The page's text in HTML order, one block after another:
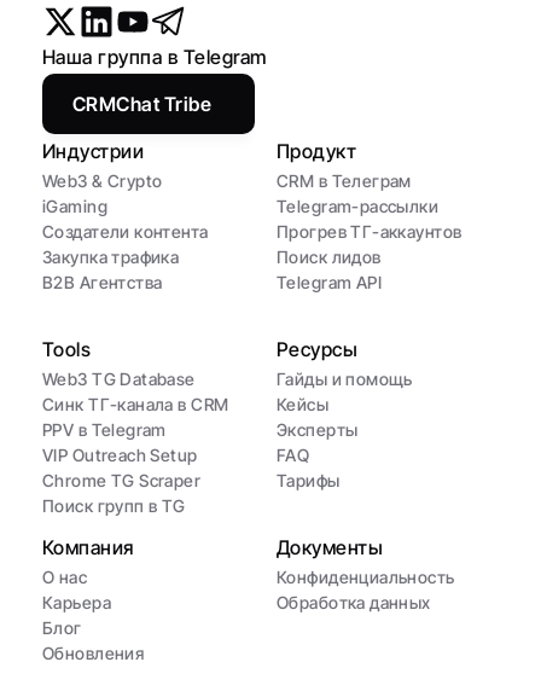
Индустрии
Web3 & Crypto
iGaming
Создатели контента
Закупка трафика
B2B Агентства
Продукт
CRM в Телеграм
Telegram-рассылки
Прогрев ТГ-аккаунтов
Поиск лидов
Telegram API
Tools
Web3 TG Database
Синк ТГ-канала в CRM
PPV в Telegram
VIP Outreach Setup
Chrome TG Scraper
Поиск групп в TG
Ресурсы
Гайды и помощь
Кейсы
Эксперты
FAQ
Тарифы
Компания
О нас
Карьера
Блог
Обновления
Документы
Конфиденциальность
Обработка данных
Наша группа в Telegram
CRMChat Tribe